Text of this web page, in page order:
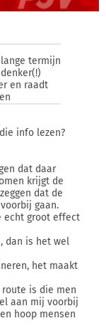
termijn
en raadt
info lezen?
dat daar
krijgt de
dat de
gaan.
echt groot effect
dan is het wel
het maakt
is die men
aan mij voorbij
hoop mensen